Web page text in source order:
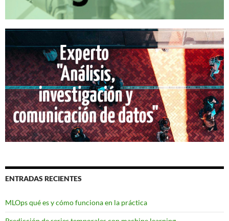
ENTRADAS RECIENTES
MLOps qué es y cómo funciona en la práctica